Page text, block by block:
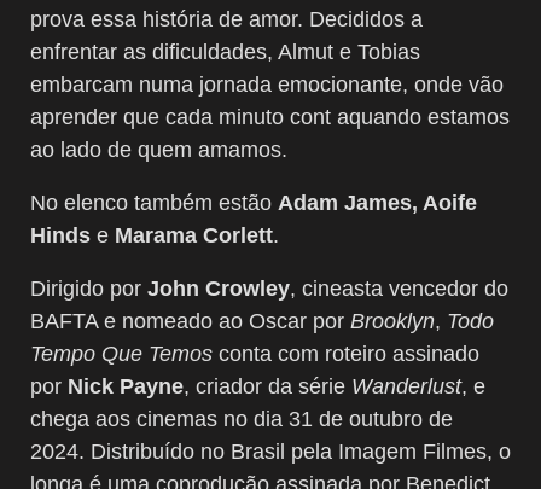
prova essa história de amor. Decididos a
enfrentar as dificuldades, Almut e Tobias
embarcam numa jornada emocionante, onde vão
aprender que cada minuto cont aquando estamos
ao lado de quem amamos.
No elenco também estão Adam James, Aoife
Hinds e Marama Corlett.
Dirigido por John Crowley, cineasta vencedor do
BAFTA e nomeado ao Oscar por Brooklyn, Todo
Tempo Que Temos conta com roteiro assinado
por Nick Payne, criador da série Wanderlust, e
chega aos cinemas no dia 31 de outubro de
2024. Distribuído no Brasil pela Imagem Filmes, o
longa é uma coprodução assinada por Benedict